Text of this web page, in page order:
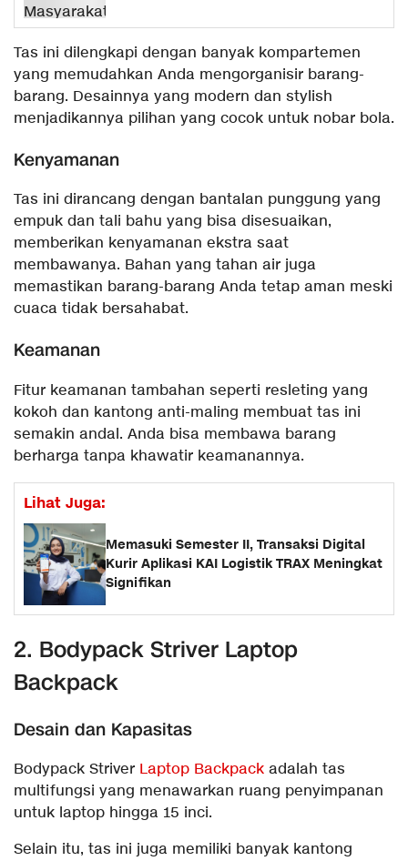
Tas ini dilengkapi dengan banyak kompartemen
yang memudahkan Anda mengorganisir barang-
barang. Desainnya yang modern dan stylish
menjadikannya pilihan yang cocok untuk nobar bola.
Kenyamanan
Tas ini dirancang dengan bantalan punggung yang
empuk dan tali bahu yang bisa disesuaikan,
memberikan kenyamanan ekstra saat
membawanya. Bahan yang tahan air juga
memastikan barang-barang Anda tetap aman meski
cuaca tidak bersahabat.
Keamanan
Fitur keamanan tambahan seperti resleting yang
kokoh dan kantong anti-maling membuat tas ini
semakin andal. Anda bisa membawa barang
berharga tanpa khawatir keamanannya.
Lihat Juga:
Memasuki Semester II, Transaksi Digital
Kurir Aplikasi KAI Logistik TRAX Meningkat
Signifikan
2. Bodypack Striver Laptop
Backpack
Desain dan Kapasitas
Bodypack Striver Laptop Backpack adalah tas
multifungsi yang menawarkan ruang penyimpanan
untuk laptop hingga 15 inci.
Selain itu, tas ini juga memiliki banyak kantong